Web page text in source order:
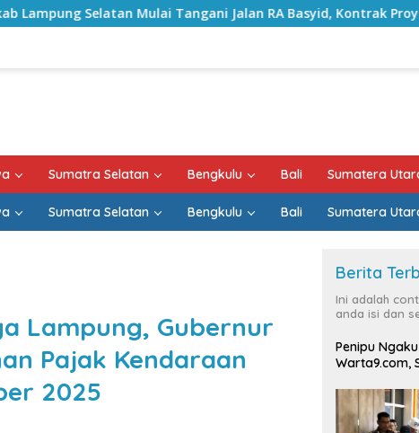
Tangani Jalan RA Basyid, Kontrak Proyek Sudah Rampung
Sumatra Selatan Bengkulu Bali Sumatera
Sumatra Selatan Bengkulu Bali Sumatera
Lampung, Gubernur
Pajak Kendaraan
2025
Berita
Ini adalah
anda isi dan
Penipu
Warta9.com,